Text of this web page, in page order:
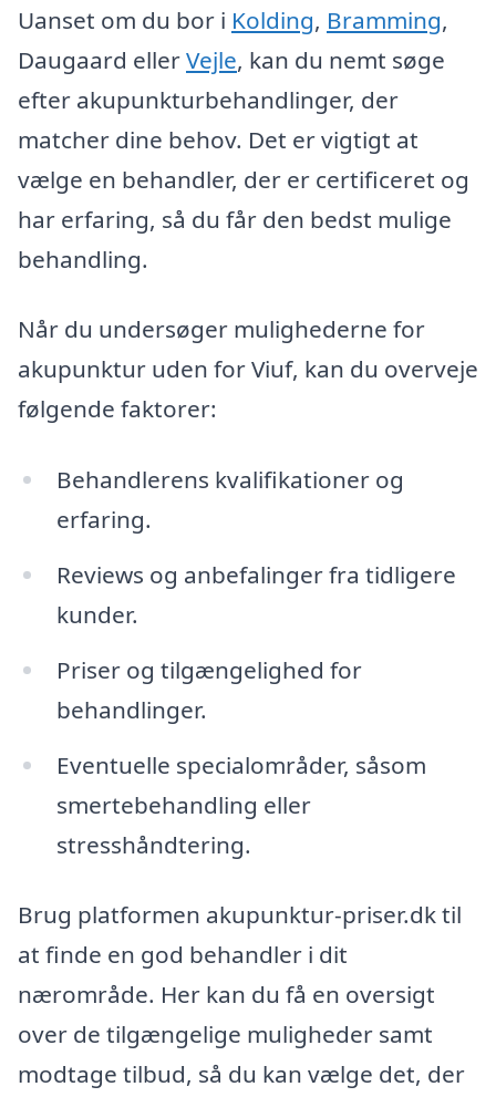
Uanset om du bor i Kolding, Bramming,
Daugaard ellerVejle, kan du nemt søge
efter akupunkturbehandlinger, der
matcher dine behov. Det er vigtigt at
vælge en behandler, der er certificeret og
har erfaring, så du får den bedst mulige
behandling.
Når du undersøger mulighederne for
akupunktur uden for Viuf, kan du overveje
følgende faktorer:
Behandlerens kvalifikationer og
erfaring.
Reviews og anbefalinger fra tidligere
kunder.
Priser og tilgængelighed for
behandlinger.
Eventuelle specialområder, såsom
smertebehandling eller
stresshåndtering.
Brug platformen akupunktur-priser.dk til
at finde en god behandler i dit
nærområde. Her kan du få en oversigt
over de tilgængelige muligheder samt
modtage tilbud, så du kan vælge det, der